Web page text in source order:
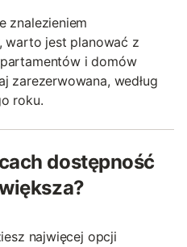
znalezieniem
warto jest planować z
i domów
zarezerwowana, według
roku.
dostępność
najwięcej opcji